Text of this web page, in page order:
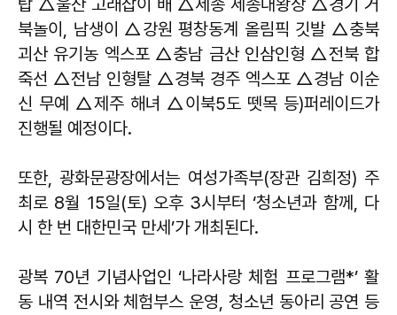
탑 △울산 고래잡이 배 △세종 세종대왕상 △경기 거
북놀이, 남생이 △강원 평창동계 올림픽 깃발 △충북
괴산 유기농 엑스포 △충남 금산 인삼인형 △전북 합
죽선 △전남 인형탈 △경북 경주 엑스포 △경남 이순
신 무예 △제주 해녀 △이북5도 뗏목 등)퍼레이드가
진행될 예정이다.
또한, 광화문광장에서는 여성가족부(장관 김희정) 주
최로 8월 15일(토) 오후 3시부터 ‘청소년과 함께, 다
시 한 번 대한민국 만세’가 개최된다.
광복 70년 기념사업인 ‘나라사랑 체험 프로그램*’ 활
동 내역 전시와 체험부스 운영, 청소년 동아리 공연 등